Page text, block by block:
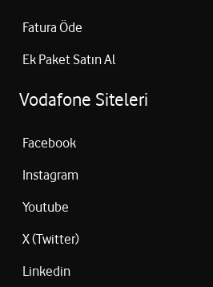
Fatura Öde
Ek Paket Satın Al
Vodafone Siteleri
Facebook
Instagram
Youtube
X (Twitter)
Linkedin